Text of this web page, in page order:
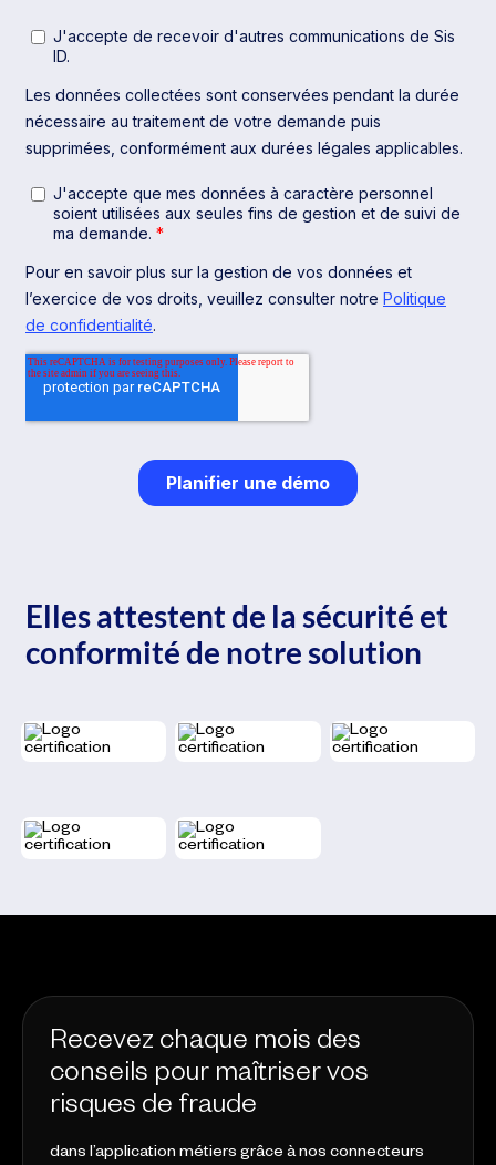
Elles attestent de la sécurité et
conformité de notre solution
Recevez chaque mois des
conseils pour maîtriser vos
risques de fraude
dans l’application métiers grâce à nos connecteurs